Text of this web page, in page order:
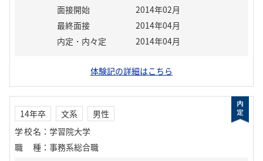
面接開始
2014年02月
最終面接
2014年04月
内定・内々定
2014年04月
体験記の詳細はこちら
14年卒 文系
男性
学校名 ： 学習院大学
職種 ： 事務系総合職